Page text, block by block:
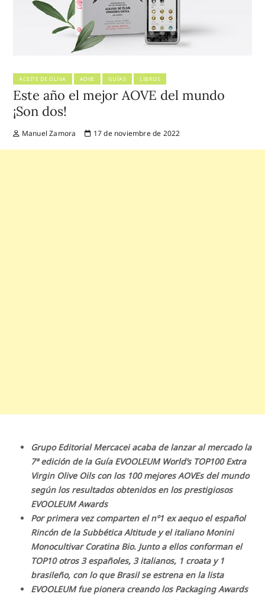
ACEITE DE OLIVA AOVE GUÍAS LIBROS
Este año el mejor AOVE del mundo
¡Son dos!
Manuel Zamora 17 de noviembre de 2022
Grupo Editorial Mercacei acaba de lanzar al mercado la
7ª edición de la Guía EVOOLEUM World’s TOP100 Extra
Virgin Olive Oils con los 100 mejores AOVEs del mundo
según los resultados obtenidos en los prestigiosos
EVOOLEUM Awards
Por primera vez comparten el nº1 ex aequo el español
Rincón de la Subbética Altitude y el italiano Monini
Monocultivar Coratina Bio. Junto a ellos conforman el
TOP10 otros 3 españoles, 3 italianos, 1 croata y 1
brasileño, con lo que Brasil se estrena en la lista
EVOOLEUM fue pionera creando los Packaging Awards